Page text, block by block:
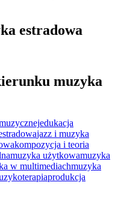
estradowa
muzyka
edukacja
jazz i muzyka
kompozycja i teoria
muzyka użytkowamuzyka
w multimediachmuzyka
produkcja